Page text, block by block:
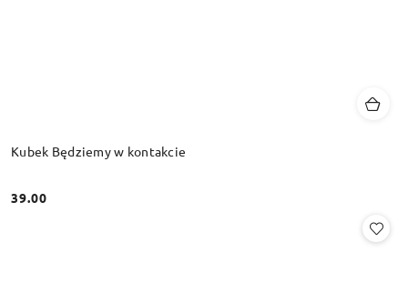
Kubek Będziemy w kontakcie
Cena:
39.00